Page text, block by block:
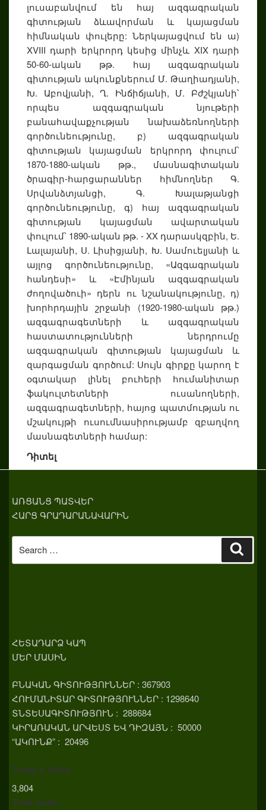
լուսաբանվում են հայ ազգագրական
գիտության ձևավորման և կայացման
հիմնական փուլերը: Ներկայացվում են ա)
XVIII դարի երկրորդ կեսից մինչև XIX դարի
50-60-ական թթ. հայ ազգագրական
գիտության ակունքներում Մ. Թաղիադյանի,
Խ. Աբովյանի, Ղ. Ինճիճյանի, Մ. Բժշկյանի՝
որպես ազգագրական նյութերի
բանահավաքչության նախաձեռնողների
գործունեությունը, բ) ազգագրական
գիտության կայացման երկրորդ փուլում՝
1870-1880-ական թթ., մասնագիտական
ծրագիր-հարցարաններ հիմնողներ Գ.
Սրվանձտյանցի, Գ. Խալաթյանցի
գործունեությունը, գ) հայ ազգագրական
գիտության կայացման ավարտական
փուլում՝ 1890-ական թթ. - XX դարասկզբին, Ե.
Լալայանի, Ս. Լիսիցյանի, Խ. Սամուելյանի և
այլոց գործունեությունը, «Ազգագրական
հանդեսի» և «Էմինյան ազգագրական
ժողովածուի» դերն ու նշանակությունը, դ)
խորհրդային շրջանի (1920-1980-ական թթ.)
ազգագրագետների և ազգագրական
հաստատությունների ներդրումը
ազգագրական գիտության կայացման և
զարգացման գործում: Սույն գիրքը կարող է
օգտակար լինել բուհերի հումանիտար
ֆակուլտետների ուսանողների,
ազգագրագետների, հայոց պատմության ու
մշակույթի ուսումնասիրությամբ զբաղվող
մասնագետների համար:
Դիտել
ԱՌՑԱՆՑ ՊԱՏՎԵՐ
ՀԱՐՑ ԳՐԱԴԱՐԱՆԱՎԱՐԻՆ
for:
ՀԵՏԱԴԱՐՁ ԿԱՊ
ՄԵՐ ՄԱՍԻՆ
ԲՆԱԿԱՆ ԳԻՏՈՒԹՅՈՒՆՆԵՐ : 367903
ՀՈՒՄԱՆԻՏԱՐ ԳԻՏՈՒԹՅՈՒՆՆԵՐ : 1298640
ՏՆՏԵՍԱԳԻՏՈՒԹՅՈՒՆ : 288684
ԿԻՐԱՌԱԿԱՆ ԱՐՎԵՍՏ ԵՎ ԴԻԶԱՅՆ : 50000
“ԱԿՈՒՆՔ” : 20496
Today's Visits:
3,804
Total Visits: